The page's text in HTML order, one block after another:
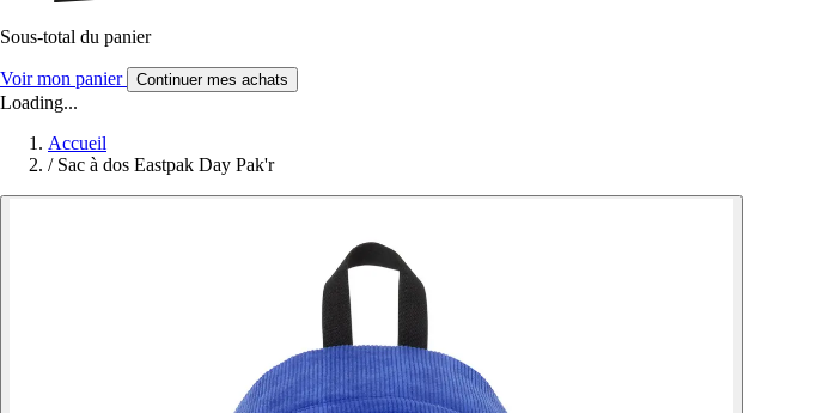
Sous-total du panier
Voir mon panier Continuer mes achats
Loading...
Accueil
/ Sac à dos Eastpak Day Pak'r